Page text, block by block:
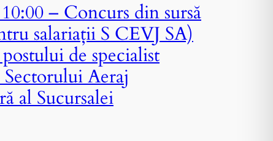
– Concurs din sursă
salariații S CEVJ SA)
de specialist
Aeraj
al Sucursalei